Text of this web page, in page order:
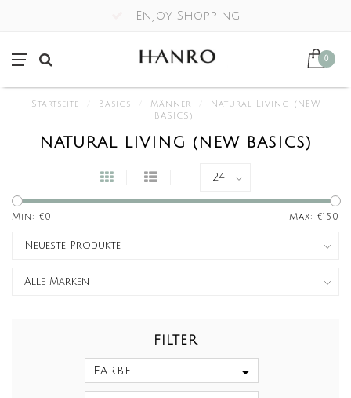
Enjoy Shopping
0
Startseite Basics Männer
Natural Living (NEW
BASICS)
NATURAL LIVING (NEW BASICS)
Min: €0 Max: €150
FILTER
Farbe